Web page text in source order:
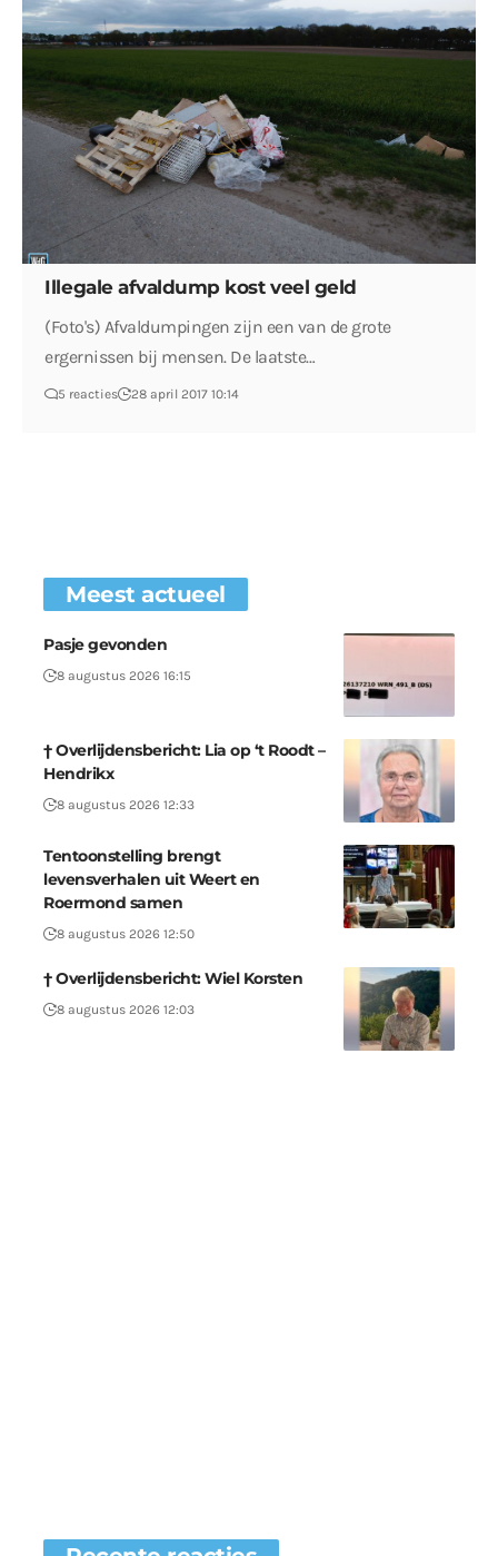
Illegale afvaldump kost veel geld
(Foto's) Afvaldumpingen zijn een van de grote
ergernissen bij mensen. De laatste…
5 reacties 28 april 2017 10:14
Meest actueel
Pasje gevonden
8 augustus 2026 16:15
† Overlijdensbericht: Lia op ‘t Roodt –
Hendrikx
8 augustus 2026 12:33
Tentoonstelling brengt
levensverhalen uit Weert en
Roermond samen
8 augustus 2026 12:50
† Overlijdensbericht: Wiel Korsten
8 augustus 2026 12:03